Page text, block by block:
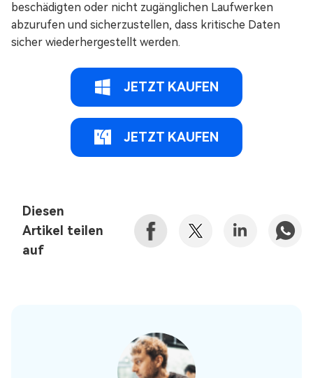
beschädigten oder nicht zugänglichen Laufwerken
abzurufen und sicherzustellen, dass kritische Daten
sicher wiederhergestellt werden.
JETZT KAUFEN
JETZT KAUFEN
Diesen
Artikel teilen
auf